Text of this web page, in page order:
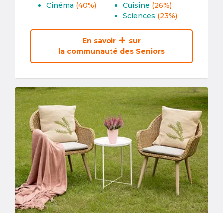
Cinéma (40%)
Cuisine (26%)
Sciences (23%)
En savoir
sur
la communauté des Seniors